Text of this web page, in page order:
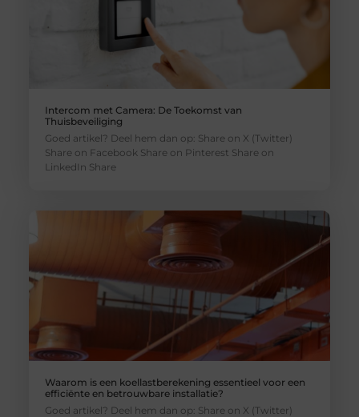
Intercom met Camera: De Toekomst van
Thuisbeveiliging
Goed artikel? Deel hem dan op: Share on X (Twitter)
Share on Facebook Share on Pinterest Share on
LinkedIn Share
Waarom is een koellastberekening essentieel voor een
efficiënte en betrouwbare installatie?
Goed artikel? Deel hem dan op: Share on X (Twitter)